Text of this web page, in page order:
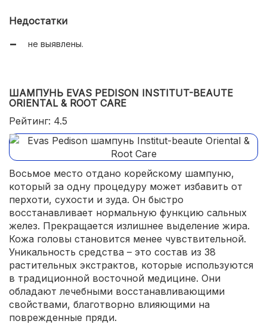
Недостатки
не выявлены.
ШАМПУНЬ EVAS PEDISON INSTITUT-BEAUTE
ORIENTAL & ROOT CARE
Рейтинг: 4.5
Восьмое место отдано корейскому шампуню,
который за одну процедуру может избавить от
перхоти, сухости и зуда. Он быстро
восстанавливает нормальную функцию сальных
желез. Прекращается излишнее выделение жира.
Кожа головы становится менее чувствительной.
Уникальность средства – это состав из 38
растительных экстрактов, которые используются
в традиционной восточной медицине. Они
обладают лечебными восстанавливающими
свойствами, благотворно влияющими на
поврежденные пряди.